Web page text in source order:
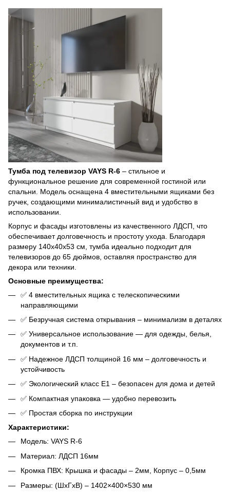
Тумба под телевизор VAYS R-6 – стильное и
функциональное решение для современной гостиной или
спальни. Модель оснащена 4 вместительными ящиками без
ручек, создающими минималистичный вид и удобство в
использовании.
Корпус и фасады изготовлены из качественного ЛДСП, что
обеспечивает долговечность и простоту ухода. Благодаря
размеру 140x40x53 см, тумба идеально подходит для
телевизоров до 65 дюймов, оставляя пространство для
декора или техники.
Основные преимущества:
✅ 4 вместительных ящика с телескопическими
направляющими
✅ Безручная система открывания – минимализм в деталях
✅ Универсальное использование — для одежды, белья,
документов и т.п.
✅ Надежное ЛДСП толщиной 16 мм – долговечность и
устойчивость
✅ Экологический класс Е1 – безопасен для дома и детей
✅ Компактная упаковка — удобно перевозить
✅ Простая сборка по инструкции
Характеристики:
Модель: VAYS R-6
Материал: ЛДСП 16мм
Кромка ПВХ: Крышка и фасады – 2мм, Корпус – 0,5мм
Размеры: (ШхГхВ) – 1402×400×530 мм